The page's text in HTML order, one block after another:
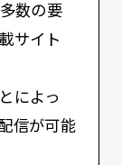
数の要
サイト
によっ
信が可能